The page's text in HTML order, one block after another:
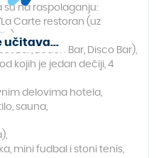
su na raspolaganju:
Carte restoran (uz
Bar, Beach Bar, Disco Bar),
kojih je jedan dečiji, 4
delovima hotela,
sauna,
mini fudbal i stoni tenis,
učitava...